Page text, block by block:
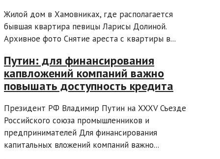
Жилой дом в Хамовниках, где располагается
бывшая квартира певицы Ларисы Долиной.
Архивное фото Снятие ареста с квартиры в...
Путин: для финансирования
капвложений компаний важно
повышать доступность кредита
Президент РФ Владимир Путин на XXXV Съезде
Российского союза промышленников и
предпринимателей Для финансирования
капитальных вложений компаний важно...